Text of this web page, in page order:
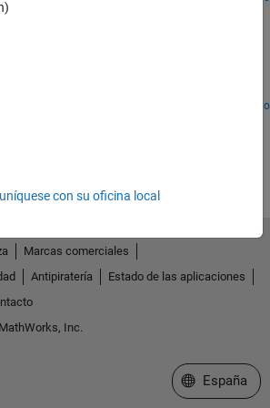
State-Space Block
block to model a heat sink in air. The heat
with distributed masses along their lengths.
the length of each rod. The length of each
to air and undergoes convection with the air.
Abrir modelo
con su oficina local
Marcas comerciales
Antipiratería
Estado de las aplicaciones
Inc.
Seleccione
España